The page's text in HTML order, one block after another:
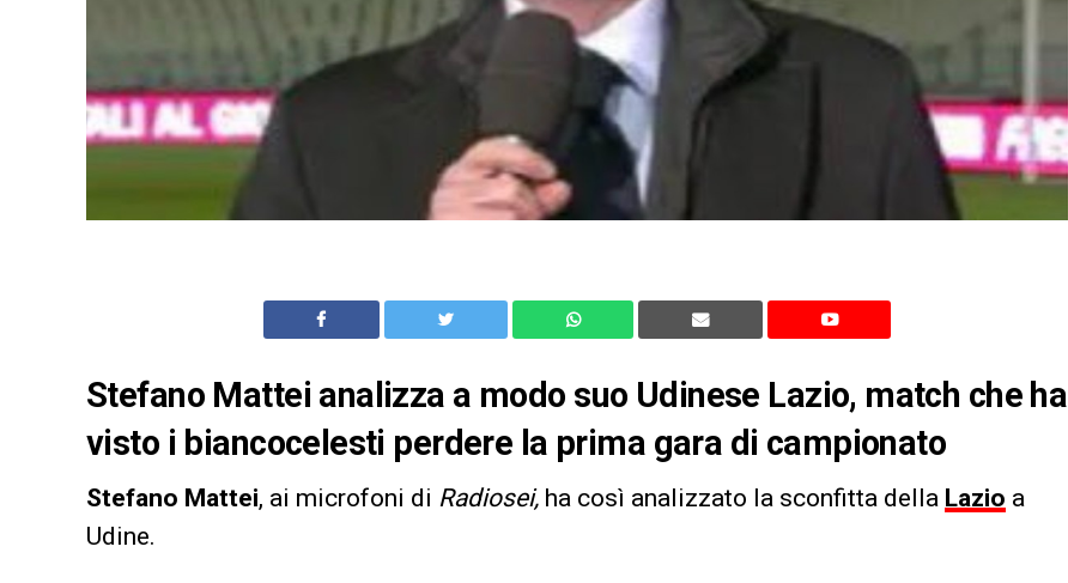
Stefano Mattei analizza a modo suo Udinese Lazio, match che ha
visto i biancocelesti perdere la prima gara di campionato
Stefano Mattei, ai microfoni di Radiosei, ha così analizzato la sconfitta della Lazio a
Udine.